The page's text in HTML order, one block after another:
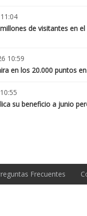
de visitantes en
10:59
en los 20.000 puntos
su beneficio a junio
Frecuentes